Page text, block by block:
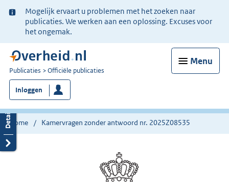
Ter
informatie:
Mogelijk ervaart u problemen met het zoeken naar
publicaties. We werken aan een oplossing. Excuses voor
het ongemak.
Menu
U
bent
nu
hier:
Publicaties Officiële publicaties
Inloggen
Home Kamervragen zonder antwoord nr. 2025Z08535